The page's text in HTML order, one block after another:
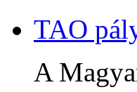
TAO
A